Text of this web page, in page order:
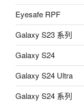
Eyesafe RPF
Galaxy S23 系列
Galaxy S24
Galaxy S24 Ultra
Galaxy S24 系列